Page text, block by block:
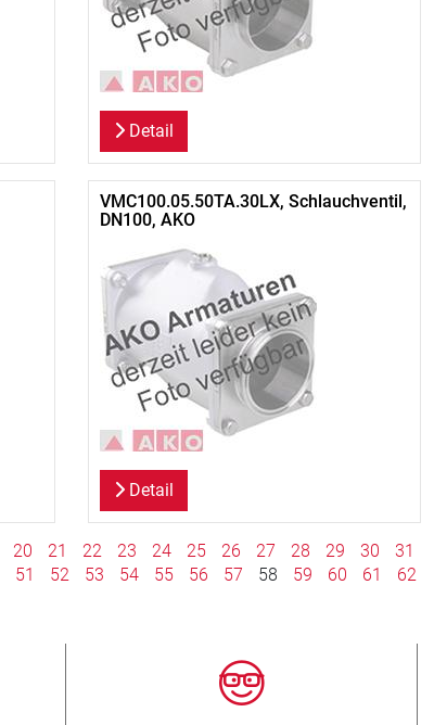
Detail
VMC100.05.50TA.30LX, Schlauchventil,
DN100, AKO
Detail
20 21 22 23 24 25 26 27 28 29 30
31
51 52 53 54 55 56 57 58 59 60 61
62